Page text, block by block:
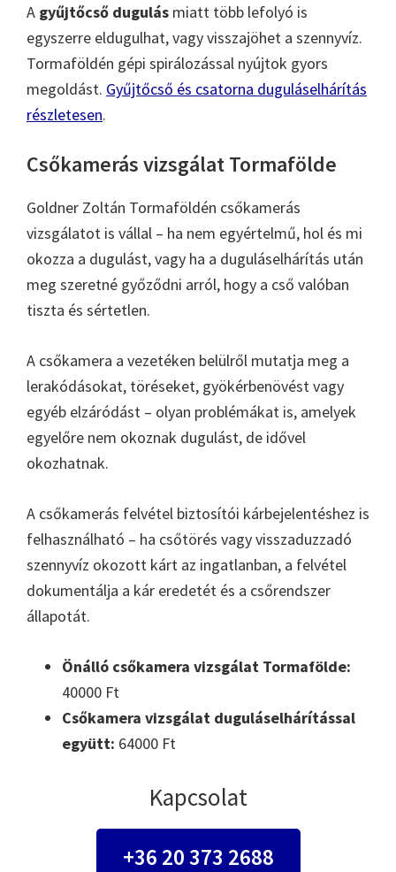
A gyűjtőcső dugulás miatt több lefolyó is
egyszerre eldugulhat, vagy visszajöhet a szennyvíz.
Tormaföldén gépi spirálozással nyújtok gyors
megoldást. Gyűjtőcső és csatorna duguláselhárítás
részletesen.
Csőkamerás vizsgálat Tormafölde
Goldner Zoltán Tormaföldén csőkamerás
vizsgálatot is vállal – ha nem egyértelmű, hol és mi
okozza a dugulást, vagy ha a duguláselhárítás után
meg szeretné győződni arról, hogy a cső valóban
tiszta és sértetlen.
A csőkamera a vezetéken belülről mutatja meg a
lerakódásokat, töréseket, gyökérbenövést vagy
egyéb elzáródást – olyan problémákat is, amelyek
egyelőre nem okoznak dugulást, de idővel
okozhatnak.
A csőkamerás felvétel biztosítói kárbejelentéshez is
felhasználható – ha csőtörés vagy visszaduzzadó
szennyvíz okozott kárt az ingatlanban, a felvétel
dokumentálja a kár eredetét és a csőrendszer
állapotát.
Önálló csőkamera vizsgálat Tormafölde:
40000 Ft
Csőkamera vizsgálat duguláselhárítással
együtt: 64000 Ft
Kapcsolat
+36 20 373 2688